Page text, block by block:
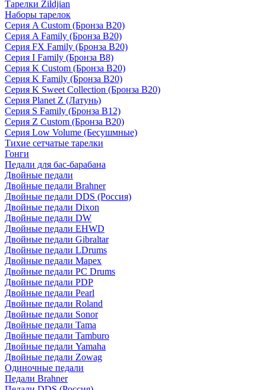
Тарелки Zildjian
Наборы тарелок
Серия A Custom (Бронза B20)
Серия A Family (Бронза B20)
Серия FX Family (Бронза B20)
Серия I Family (Бронза B8)
Серия K Custom (Бронза B20)
Серия K Family (Бронза B20)
Серия K Sweet Collection (Бронза B20)
Серия Planet Z (Латунь)
Серия S Family (Бронза B12)
Серия Z Custom (Бронза B20)
Серия Low Volume (Бесушмные)
Тихие сетчатые тарелки
Гонги
Педали для бас-барабана
Двойные педали
Двойные педали Brahner
Двойные педали DDS (Россия)
Двойные педали Dixon
Двойные педали DW
Двойные педали EHWD
Двойные педали Gibraltar
Двойные педали LDrums
Двойные педали Mapex
Двойные педали PC Drums
Двойные педали PDP
Двойные педали Pearl
Двойные педали Roland
Двойные педали Sonor
Двойные педали Tama
Двойные педали Tamburo
Двойные педали Yamaha
Двойные педали Zowag
Одиночные педали
Педали Brahner